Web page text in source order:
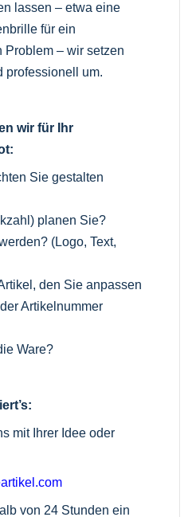
lassen – etwa eine
für ein
Problem – wir setzen
professionell um.
wir für Ihr
Sie gestalten
planen Sie?
(Logo, Text,
den Sie anpassen
Artikelnummer
Ware?
mit Ihrer Idee oder
von 24 Stunden ein